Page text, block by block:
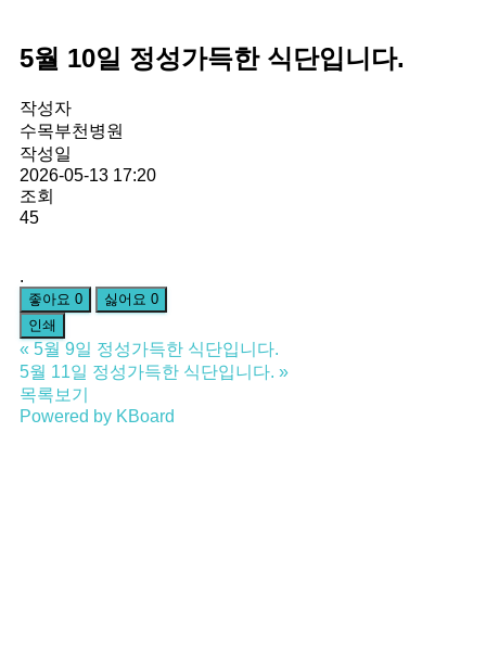
5월 10일 정성가득한 식단입니다.
작성자
수목부천병원
작성일
2026-05-13 17:20
조회
45
.
좋아요 0 싫어요 0
인쇄
« 5월 9일 정성가득한 식단입니다.
5월 11일 정성가득한 식단입니다. »
목록보기
Powered by KBoard